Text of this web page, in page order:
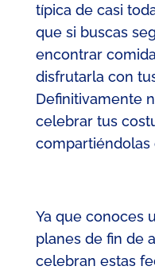
típica de casi
que si buscas
encontrar
disfrutarla con
Definitivamente
celebrar tus
compartiéndolas
Ya que conoces
planes de fin de
celebran estas